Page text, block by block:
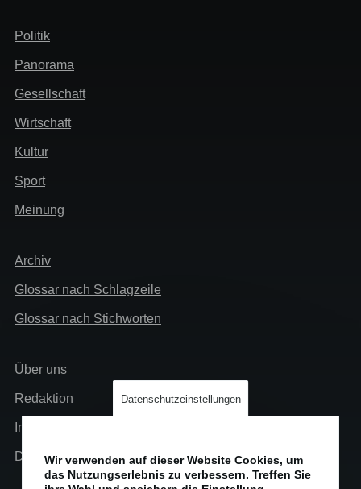
Header
Menü
Politik
Panorama
Gesellschaft
Wirtschaft
Kultur
Sport
Meinung
Extra
Archiv
Glossar nach Schlagzeile
Glossar nach Stichworten
Links
Info
Über uns
Redaktion
Impressum
Datenschutz
Datenschutzeinstellungen
Wir verwenden auf dieser Website Cookies, um
das Nutzungserlebnis zu verbessern. Treffen Sie